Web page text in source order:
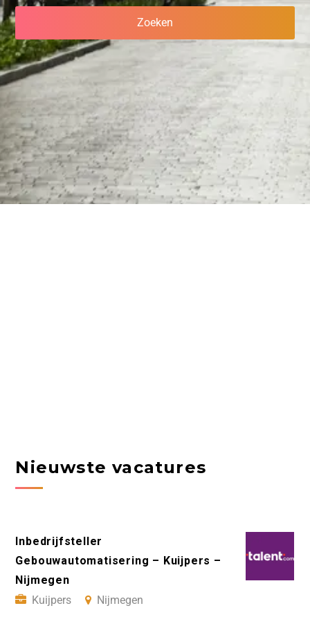
Nieuwste vacatures
Inbedrijfsteller
Gebouwautomatisering – Kuijpers –
Nijmegen
Kuijpers
Nijmegen